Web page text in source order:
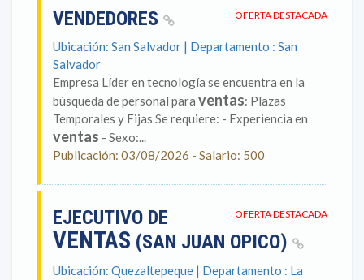
OFERTA DESTACADA
VENDEDORES
Ubicación: San Salvador | Departamento : San
Salvador
Empresa Líder en tecnología se encuentra en la
búsqueda de personal para ventas: Plazas
Temporales y Fijas Se requiere: - Experiencia en
ventas - Sexo:...
Publicación: 03/08/2026 - Salario: 500
OFERTA DESTACADA
EJECUTIVO DE
VENTAS (SAN JUAN OPICO)
Ubicación: Quezaltepeque | Departamento : La